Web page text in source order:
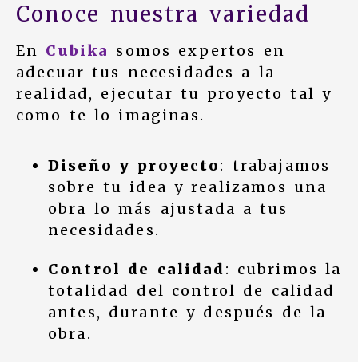
Conoce nuestra variedad
En Cubika somos expertos en
adecuar tus necesidades a la
realidad, ejecutar tu proyecto tal y
como te lo imaginas.
Diseño y proyecto: trabajamos
sobre tu idea y realizamos una
obra lo más ajustada a tus
necesidades.
Control de calidad : cubrimos la
totalidad del control de calidad
antes, durante y después de la
obra.